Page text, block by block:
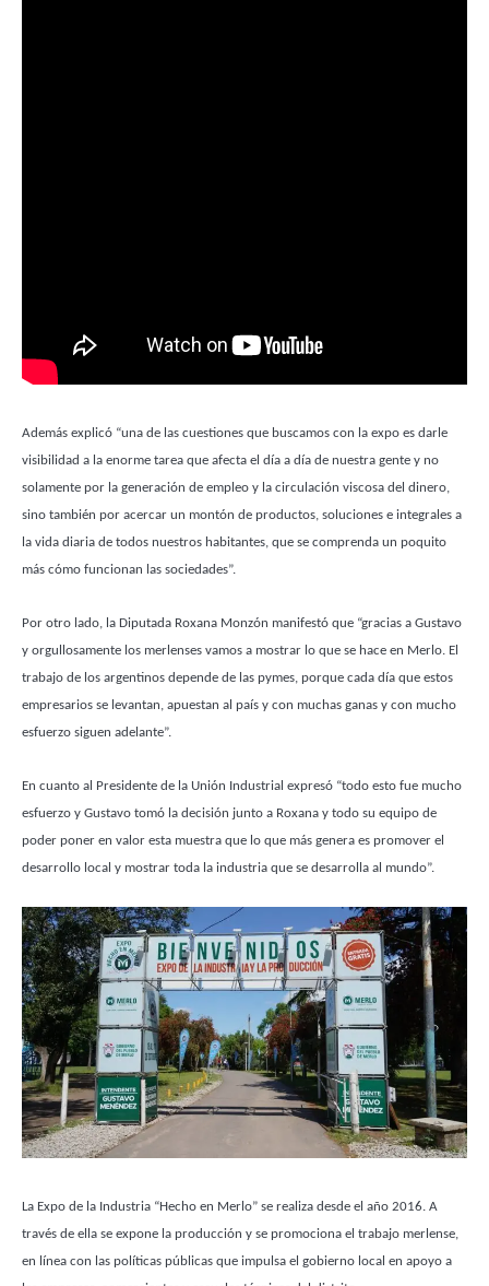
Además explicó “una de las cuestiones que buscamos con la expo es darle
visibilidad a la enorme tarea que afecta el día a día de nuestra gente y no
solamente por la generación de empleo y la circulación viscosa del dinero,
sino también por acercar un montón de productos, soluciones e integrales a
la vida diaria de todos nuestros habitantes, que se comprenda un poquito
más cómo funcionan las sociedades”.
Por otro lado, la Diputada Roxana Monzón manifestó que “gracias a Gustavo
y orgullosamente los merlenses vamos a mostrar lo que se hace en Merlo. El
trabajo de los argentinos depende de las pymes, porque cada día que estos
empresarios se levantan, apuestan al país y con muchas ganas y con mucho
esfuerzo siguen adelante”.
En cuanto al Presidente de la Unión Industrial expresó “todo esto fue mucho
esfuerzo y Gustavo tomó la decisión junto a Roxana y todo su equipo de
poder poner en valor esta muestra que lo que más genera es promover el
desarrollo local y mostrar toda la industria que se desarrolla al mundo”.
La Expo de la Industria “Hecho en Merlo” se realiza desde el año 2016. A
través de ella se expone la producción y se promociona el trabajo merlense,
en línea con las políticas públicas que impulsa el gobierno local en apoyo a